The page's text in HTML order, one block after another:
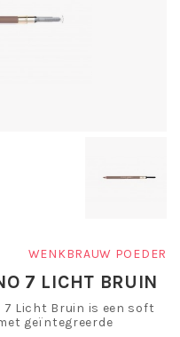
WENKBRAUW POEDER
7 LICHT BRUIN
7 Licht Bruin is een soft
geïntegreerde